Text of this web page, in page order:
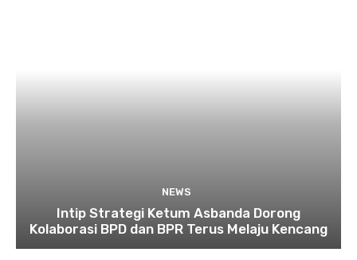
NEWS
Intip Strategi Ketum Asbanda Dorong
Kolaborasi BPD dan BPR Terus Melaju Kencang